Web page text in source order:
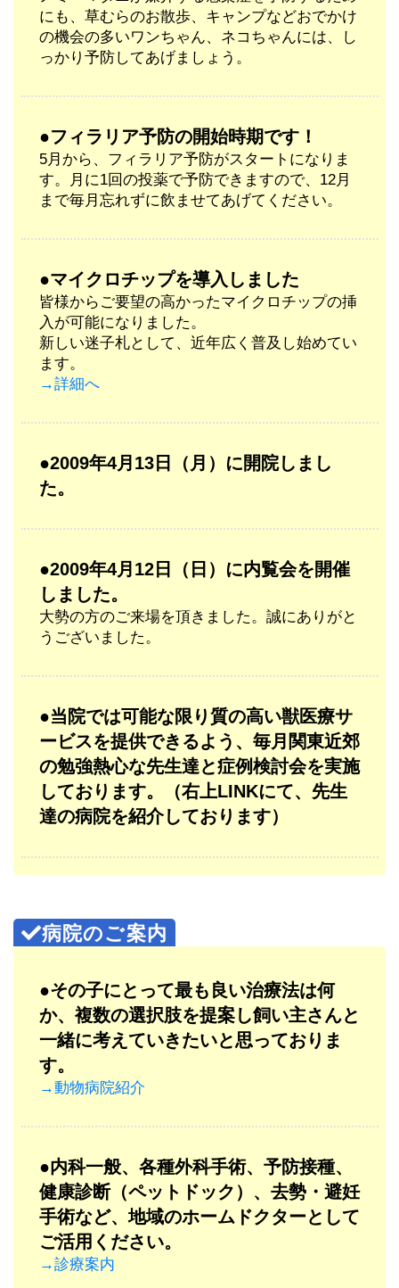
にも、草むらのお散歩、キャンプなどおでかけ
の機会の多いワンちゃん、ネコちゃんには、し
っかり予防してあげましょう。
●フィラリア予防の開始時期です！
5月から、フィラリア予防がスタートになりま
す。月に1回の投薬で予防できますので、12月
まで毎月忘れずに飲ませてあげてください。
●マイクロチップを導入しました
皆様からご要望の高かったマイクロチップの挿
入が可能になりました。
新しい迷子札として、近年広く普及し始めてい
ます。
→詳細へ
●2009年4月13日（月）に開院しまし
た。
●2009年4月12日（日）に内覧会を開催
しました。
大勢の方のご来場を頂きました。誠にありがと
うございました。
●当院では可能な限り質の高い獣医療サ
ービスを提供できるよう、毎月関東近郊
の勉強熱心な先生達と症例検討会を実施
しております。（右上LINKにて、先生
達の病院を紹介しております）
●その子にとって最も良い治療法は何
か、複数の選択肢を提案し飼い主さんと
一緒に考えていきたいと思っておりま
す。
→動物病院紹介
●内科一般、各種外科手術、予防接種、
健康診断（ペットドック）、去勢・避妊
手術など、地域のホームドクターとして
ご活用ください。
→診療案内